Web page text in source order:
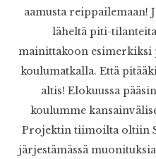
aamusta reippailemaan!
läheltä piti-
mainittakoon esimerkiksi
koulumatkalla. Että
altis! Elokuussa
koulumme
Projektin tiimoilta oltiin
järjestämässä